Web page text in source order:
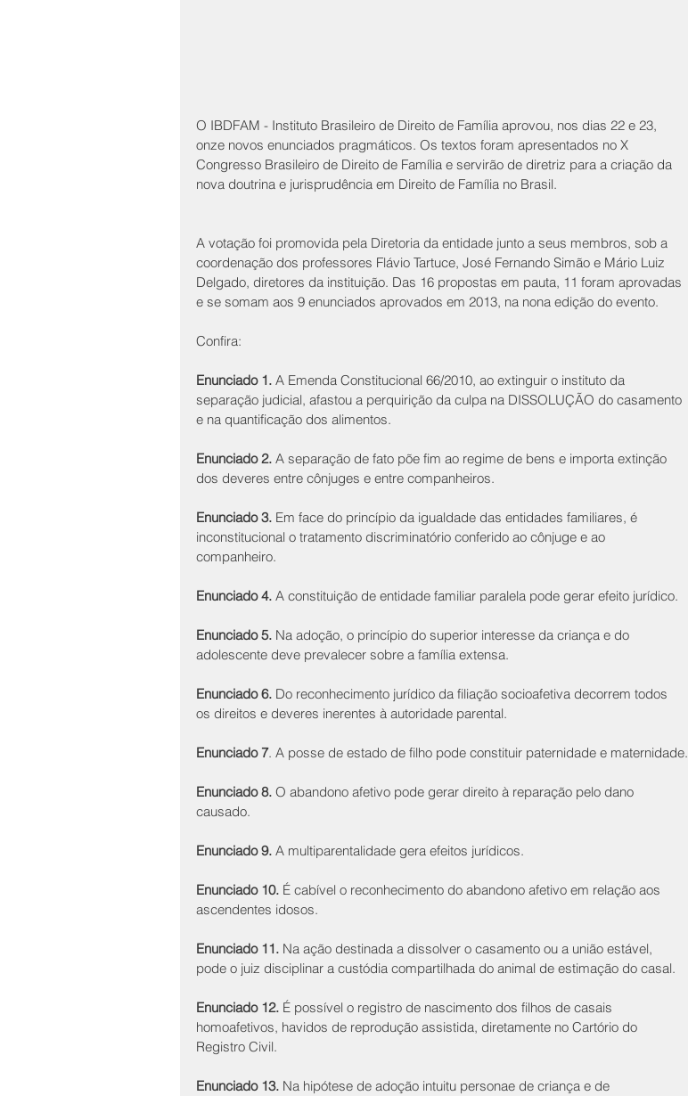
O IBDFAM - Instituto Brasileiro de Direito de Família aprovou, nos dias 22 e 23,
onze novos enunciados pragmáticos. Os textos foram apresentados no X
Congresso Brasileiro de Direito de Família e servirão de diretriz para a criação da
nova doutrina e jurisprudência em Direito de Família no Brasil.
A votação foi promovida pela Diretoria da entidade junto a seus membros, sob a
coordenação dos professores Flávio Tartuce, José Fernando Simão e Mário Luiz
Delgado, diretores da instituição. Das 16 propostas em pauta, 11 foram aprovadas
e se somam aos 9 enunciados aprovados em 2013, na nona edição do evento.
Confira:
Enunciado 1. A Emenda Constitucional 66/2010, ao extinguir o instituto da
separação judicial, afastou a perquirição da culpa na DISSOLUÇÃO do casamento
e na quantificação dos alimentos.
Enunciado 2. A separação de fato põe fim ao regime de bens e importa extinção
dos deveres entre cônjuges e entre companheiros.
Enunciado 3. Em face do princípio da igualdade das entidades familiares, é
inconstitucional o tratamento discriminatório conferido ao cônjuge e ao
companheiro.
Enunciado 4. A constituição de entidade familiar paralela pode gerar efeito jurídico.
Enunciado 5. Na adoção, o princípio do superior interesse da criança e do
adolescente deve prevalecer sobre a família extensa.
Enunciado 6. Do reconhecimento jurídico da filiação socioafetiva decorrem todos
os direitos e deveres inerentes à autoridade parental.
Enunciado 7. A posse de estado de filho pode constituir paternidade e maternidade.
Enunciado 8. O abandono afetivo pode gerar direito à reparação pelo dano
causado.
Enunciado 9. A multiparentalidade gera efeitos jurídicos.
Enunciado 10. É cabível o reconhecimento do abandono afetivo em relação aos
ascendentes idosos.
Enunciado 11. Na ação destinada a dissolver o casamento ou a união estável,
pode o juiz disciplinar a custódia compartilhada do animal de estimação do casal.
Enunciado 12. É possível o registro de nascimento dos filhos de casais
homoafetivos, havidos de reprodução assistida, diretamente no Cartório do
Registro Civil.
Enunciado 13. Na hipótese de adoção intuitu personae de criança e de